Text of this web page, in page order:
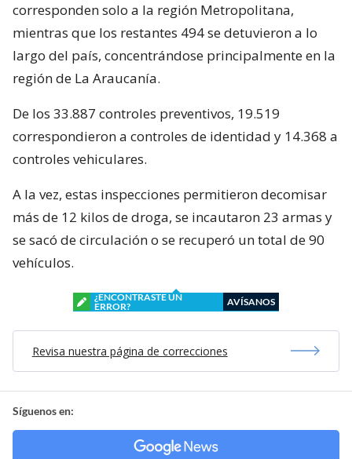
corresponden solo a la región Metropolitana,
mientras que los restantes 494 se detuvieron a lo
largo del país, concentrándose principalmente en la
región de La Araucanía.
De los 33.887 controles preventivos, 19.519
correspondieron a controles de identidad y 14.368 a
controles vehiculares.
A la vez, estas inspecciones permitieron decomisar
más de 12 kilos de droga, se incautaron 23 armas y
se sacó de circulación o se recuperó un total de 90
vehículos.
¿ENCONTRASTE UN
ERROR?
AVÍSANOS
Revisa nuestra página de correcciones
Síguenos en: